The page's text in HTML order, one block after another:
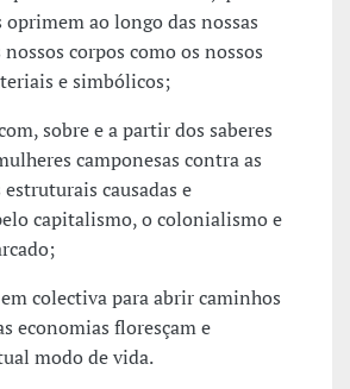
ao longo das nossas
corpos como os nossos
e simbólicos;
sobre e a partir dos saberes
camponesas contra as
causadas e
capitalismo, o colonialismo e
colectiva para abrir caminhos
economias floresçam e
modo de vida.